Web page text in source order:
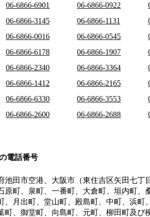
06-6866-6901 06-6866-0922
06-6866-3145 06-6866-1131
06-6866-0016 06-6866-0545
06-6866-6178 06-6866-1907
06-6866-2340 06-6866-3364
06-6866-1412 06-6866-2165
06-6866-6330 06-6866-3553
06-6866-2600 06-6866-2688
電話番号
池田市空港、大阪市（東住吉区矢田七丁
原町、泉町、一番町、大倉町、垣内町
、月出町、堂山町、殿島町、中町、浜町
町、御堂町、向島町、元町、柳田町及び